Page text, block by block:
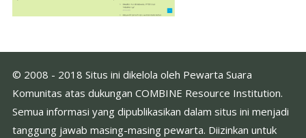
© 2008 - 2018 Situs ini dikelola oleh Pewarta Suara
Komunitas atas dukungan COMBINE Resource Institution.
Semua informasi yang dipublikasikan dalam situs ini menjadi
tanggung jawab masing-masing pewarta. Diizinkan untuk